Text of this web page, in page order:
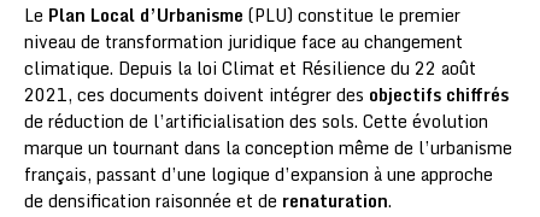
Le Plan Local d’Urbanisme (PLU) constitue le premier
niveau de transformation juridique face au changement
climatique. Depuis la loi Climat et Résilience du 22 août
2021, ces documents doivent intégrer des objectifs chiffrés
de réduction de l’artificialisation des sols. Cette évolution
marque un tournant dans la conception même de l’urbanisme
français, passant d’une logique d’expansion à une approche
de densification raisonnée et de renaturation.